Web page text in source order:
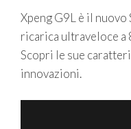
Xpeng G9L è il
ricarica ultraveloce a
Scopri le sue
innovazioni.